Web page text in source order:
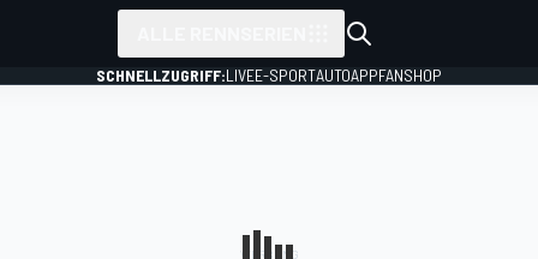
SCHNELLZUGRIFF:LIVEE-SPORTAUTOAPPFANSHOP